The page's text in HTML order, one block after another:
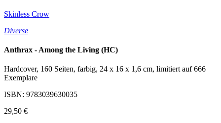
Skinless Crow
Diverse
Anthrax - Among the Living (HC)
Hardcover, 160 Seiten, farbig, 24 x 16 x 1,6 cm, limitiert auf 666
Exemplare
ISBN: 9783039630035
29,50 €